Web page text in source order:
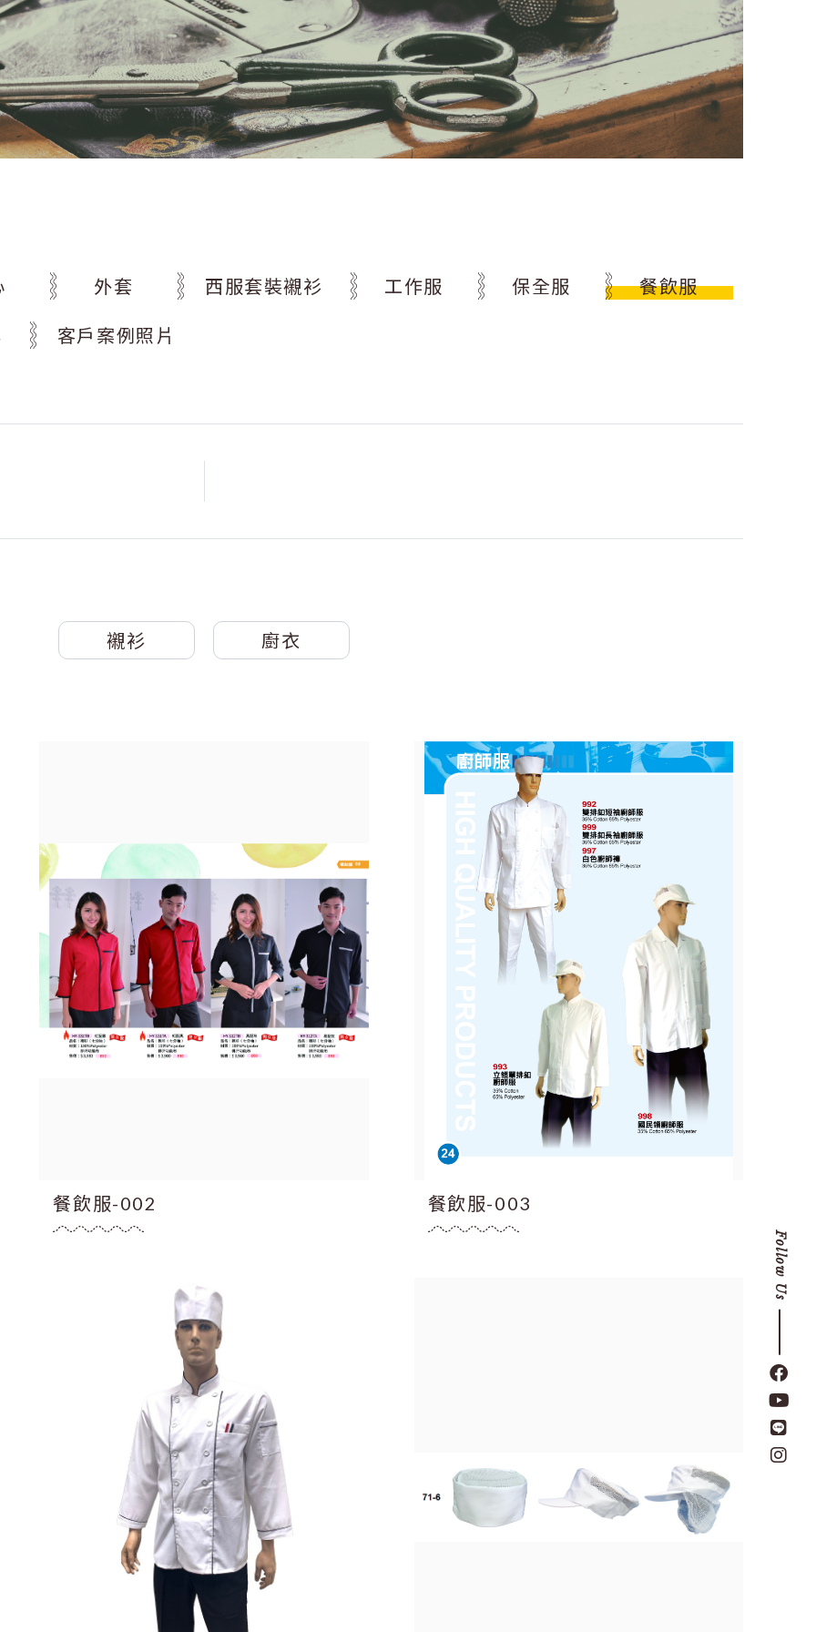
Follow Us
外套 西服套裝襯衫 工作服 保全服 餐飲服
客戶案例照片
襯衫 廚衣
餐飲服-002 餐飲服-003